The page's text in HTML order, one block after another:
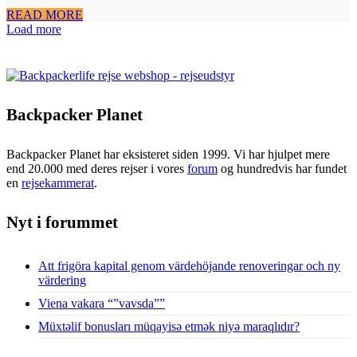
READ MORE
Load more
Backpacker Planet
Backpacker Planet har eksisteret siden 1999. Vi har hjulpet mere
end 20.000 med deres rejser i vores forum og hundredvis har fundet
en rejsekammerat.
Nyt i forummet
Att frigöra kapital genom värdehöjande renoveringar och ny
värdering
Viena vakara “”vavsda””
Müxtəlif bonusları müqayisə etmək niyə maraqlıdır?